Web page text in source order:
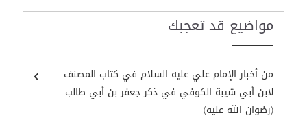
مواضيع قد تعجبك
من أخبار الإمام علي عليه السلام في كتاب المصنف
لابن أبي شيبة الكوفي في ذكر جعفر بن أبي طالب
(رضوان الله عليه)